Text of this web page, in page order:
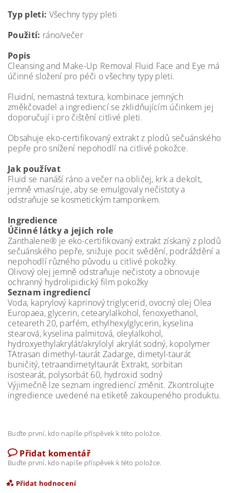
Typ pleti: Všechny typy pleti
Použití: ráno/večer
Popis
Cleansing and Make-Up Removal Fluid Face and Eye má
účinné složení pro péči o všechny typy pleti.
Fluidní, nemastná textura, kombinace jemných
změkčovadel a ingrediencí se zklidňujícím účinkem jej
doporučují i pro čištění citlivé pleti.
Obsahuje eko-certifikovaný extrakt z plodů sečuánského
pepře pro snížení nepohodlí na citlivé pokožce.
Jak používat
Fluid se nanáší ráno a večer na obličej, krk a dekolt,
jemně vmasíruje, aby se emulgovaly nečistoty a
odstraňuje se kosmetickým tamponkem.
Ingredience
Účinné látky a jejich role
Zanthalene® je eko-certifikovaný extrakt získaný z plodů
sečuánského pepře, snižuje pocit svědění, podráždění a
nepohodlí různého původu u citlivé pokožky.
Olivový olej jemně odstraňuje nečistoty a obnovuje
ochranný hydrolipidický film pokožky
Seznam ingrediencí
Voda, kaprylový kaprinový triglycerid, ovocný olej Olea
Europaea, glycerin, cetearylalkohol, fenoxyethanol,
ceteareth 20, parfém, ethylhexylglycerin, kyselina
stearová, kyselina palmitová, oleylalkohol,
hydroxyethylakrylát/akrylolyl akrylát sodný, kopolymer
TAtrasan dimethyl-taurát Zadarge, dimetyl-taurát
buničitý, tetraandimetyltaurát Extrakt, sorbitan
isostearát, polysorbát 60, hydroxid sodný
Výjimečně lze seznam ingrediencí změnit. Zkontrolujte
ingredience uvedené na etiketě zakoupeného produktu.
Buďte první, kdo napíše příspěvek k této položce.
Přidat komentář
Buďte první, kdo napíše příspěvek k této položce.
Přidat hodnocení